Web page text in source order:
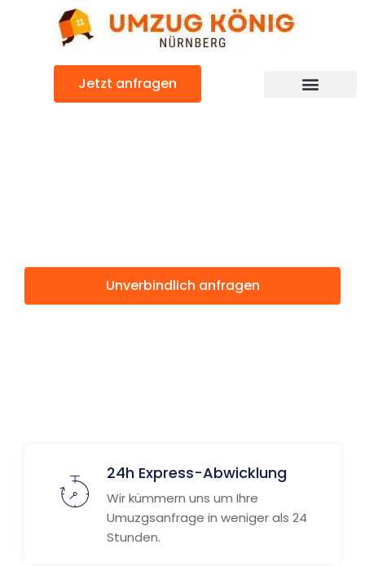
Jetzt anfragen
Unverbindlich anfragen
24h Express-Abwicklung
Wir kümmern uns um Ihre
Umuzgsanfrage in weniger als 24
Stunden.